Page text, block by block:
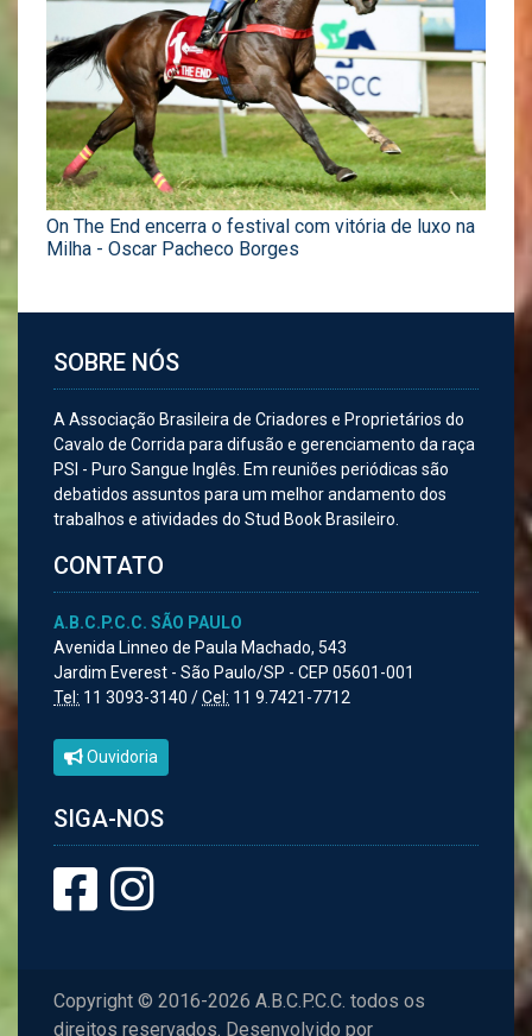
On The End encerra o festival com vitória de luxo na
Milha - Oscar Pacheco Borges
SOBRE NÓS
A Associação Brasileira de Criadores e Proprietários do
Cavalo de Corrida para difusão e gerenciamento da raça
PSI - Puro Sangue Inglês. Em reuniões periódicas são
debatidos assuntos para um melhor andamento dos
trabalhos e atividades do Stud Book Brasileiro.
CONTATO
A.B.C.P.C.C. SÃO PAULO
Avenida Linneo de Paula Machado, 543
Jardim Everest - São Paulo/SP - CEP 05601-001
Tel: 11 3093-3140 /Cel: 11 9.7421-7712
Ouvidoria
SIGA-NOS
Copyright © 2016-2026 A.B.C.P.C.C. todos os
direitos reservados. Desenvolvido por